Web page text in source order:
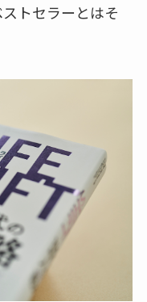
トセラーとはそ